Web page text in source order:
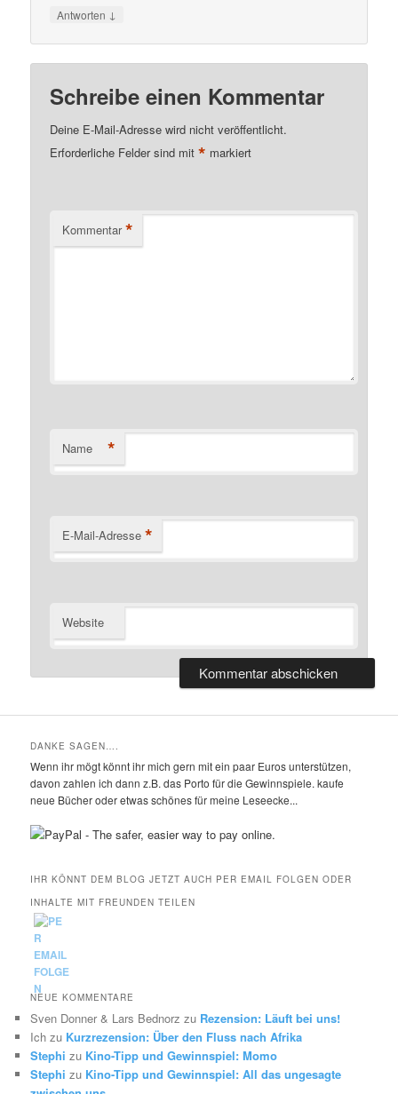
Antworten ↓
Schreibe einen Kommentar
Deine E-Mail-Adresse wird nicht veröffentlicht.
Erforderliche Felder sind mit* markiert
Kommentar *
Name *
E-Mail-Adresse *
Website
DANKE SAGEN….
Wenn ihr mögt könnt ihr mich gern mit ein paar Euros unterstützen,
davon zahlen ich dann z.B. das Porto für die Gewinnspiele. kaufe
neue Bücher oder etwas schönes für meine Leseecke...
IHR KÖNNT DEM BLOG JETZT AUCH PER EMAIL FOLGEN ODER
INHALTE MIT FREUNDEN TEILEN
NEUE KOMMENTARE
Sven Donner & Lars Bednorz zu Rezension: Läuft bei uns!
Ich zu Kurzrezension: Über den Fluss nach Afrika
Stephi zu Kino-Tipp und Gewinnspiel: Momo
Stephi zu Kino-Tipp und Gewinnspiel: All das ungesagte